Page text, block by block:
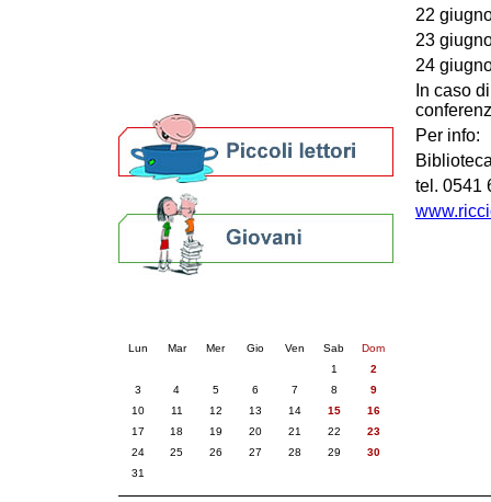
22
23
24
In caso
Per info:
tel. 0541
Lun Mar Mer Gio Ven Sab
Dom
1
2
3
4 5 6 7 8
9
10
11 12 13 14 15
16
17
18 19 20 21 22
23
24
25 26 27 28 29
30
31